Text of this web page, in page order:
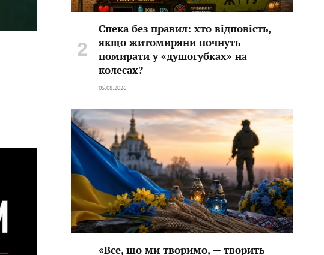
Спека без правил: хто відповість,
якщо житомиряни почнуть
помирати у «душогубках» на
колесах?
05.08.2026
«Все, що ми творимо, — творить